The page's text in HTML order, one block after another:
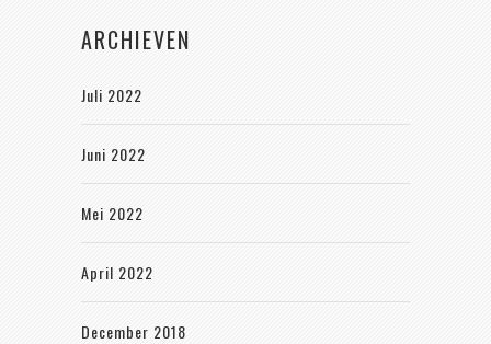
ARCHIEVEN
Juli 2022
Juni 2022
Mei 2022
April 2022
December 2018